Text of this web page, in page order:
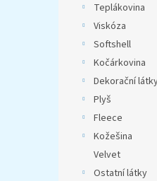
Teplákovina
Viskóza
Softshell
Kočárkovina
Dekorační
Plyš
Fleece
Kožešina
Velvet
Ostatní látky